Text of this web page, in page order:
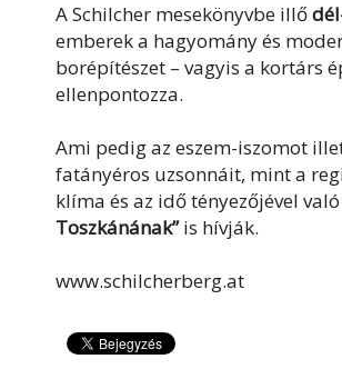
A Schilcher mesekönyvbe illő
emberek a hagyomány és
borépítészet – vagyis a kortárs
ellenpontozza.
Ami pedig az eszem-iszomot
fatányéros uzsonnáit, mint a
klíma és az idő tényezőjével
Toszkánának”is hívják.
www.schilcherberg.at